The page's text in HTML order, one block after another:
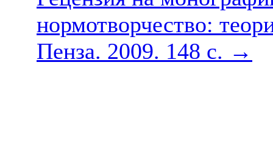
нормотворчество:
Пенза. 2009. 148 с. →